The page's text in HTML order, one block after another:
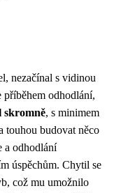
nezačínal s vidinou
příběhem odhodlání,
skromně, s minimem
touhou budovat něco
a odhodlání
úspěchům. Chytil se
což mu umožnilo